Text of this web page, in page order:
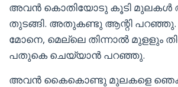
അവൻ കൊതിയോടു കൂടി മുലകൾ
തുടങ്ങി. അതുകണ്ടു ആന്റി പറഞ്ഞു.
മോനെ, മെല്ലെ തിന്നാൽ മുളളും
പതുകെ ചെയ്യാൻ പറഞ്ഞു.
അവൻ കൈകൊണ്ടു മുലകളെ